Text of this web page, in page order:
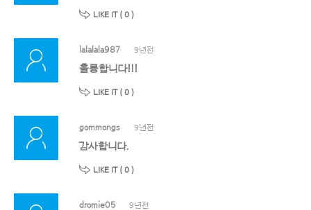
LIKE IT ( 0 )
lalalala987 9년전
훌륭합니다!!!
LIKE IT ( 0 )
gommongs 9년전
감사합니다.
LIKE IT ( 0 )
dromie05 9년전